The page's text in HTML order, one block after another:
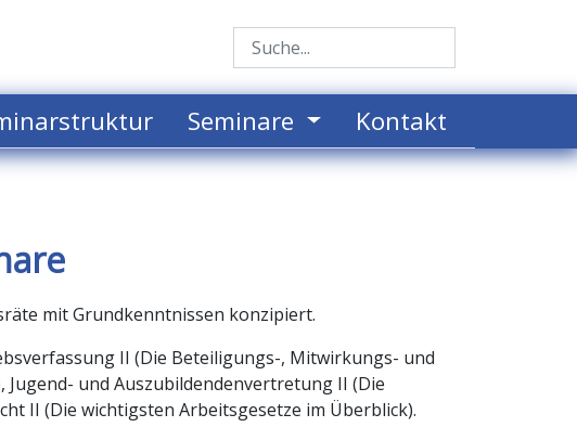
Seminare Kontakt
mit Grundkenntnissen konzipiert.
II (Die Beteiligungs-, Mitwirkungs- und
und Auszubildendenvertretung II (Die
II (Die wichtigsten Arbeitsgesetze im Überblick).